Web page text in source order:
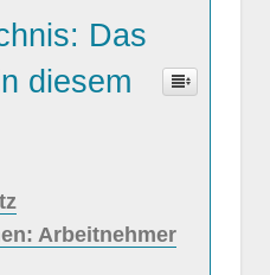
Das
diesem
Arbeitnehmer